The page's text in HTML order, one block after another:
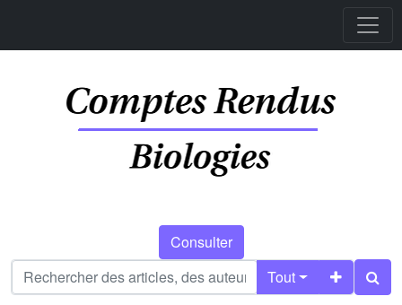
Consulter
Tout